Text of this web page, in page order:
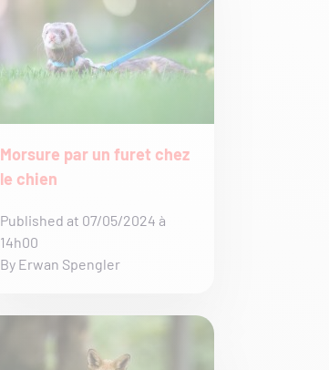
Morsure par un furet chez
le chien
Published at 07/05/2024 à
14h00
By Erwan Spengler